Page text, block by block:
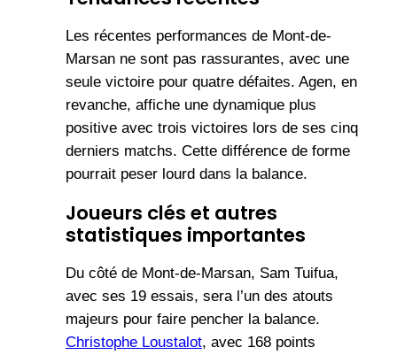
Les récentes performances de Mont-de-
Marsan ne sont pas rassurantes, avec une
seule victoire pour quatre défaites. Agen, en
revanche, affiche une dynamique plus
positive avec trois victoires lors de ses cinq
derniers matchs. Cette différence de forme
pourrait peser lourd dans la balance.
Joueurs clés et autres
statistiques importantes
Du côté de Mont-de-Marsan, Sam Tuifua,
avec ses 19 essais, sera l’un des atouts
majeurs pour faire pencher la balance.
Christophe Loustalot, avec 168 points